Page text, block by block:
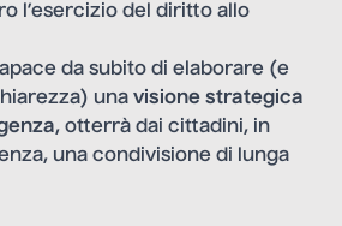
l’esercizio del diritto allo
da subito di elaborare (e
una visione strategica
, otterrà dai cittadini, in
una condivisione di lunga